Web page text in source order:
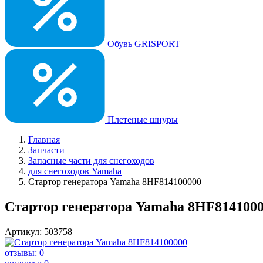
Обувь GRISPORT
Плетеные шнуры
Главная
Запчасти
Запасные части для снегоходов
для снегоходов Yamaha
Стартор генератора Yamaha 8HF814100000
Стартор генератора Yamaha
Артикул: 503758
отзывы: 0